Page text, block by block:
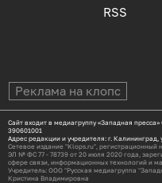
RSS
Реклама на клопс
Сайт входит в медиагруппу «Западная
390601001
Адрес редакции и учредителя: г. Калининград,
Сетевое издание "Klops.ru", регистрационный
ЭЛ № ФС 77 - 78739 от 20 июля 2020 года,
сфере связи, информационных технологий и
Учредитель: ООО "Русская медиагруппа
Кристина Владимировна